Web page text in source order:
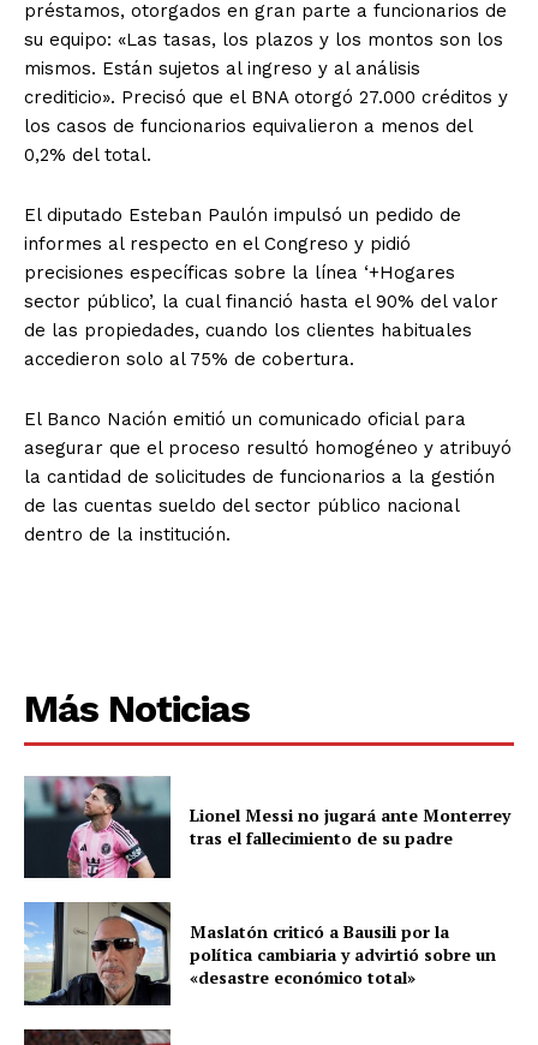
préstamos, otorgados en gran parte a funcionarios de
su equipo: «Las tasas, los plazos y los montos son los
mismos. Están sujetos al ingreso y al análisis
crediticio». Precisó que el BNA otorgó 27.000 créditos y
los casos de funcionarios equivalieron a menos del
0,2% del total.
El diputado Esteban Paulón impulsó un pedido de
informes al respecto en el Congreso y pidió
precisiones específicas sobre la línea ‘+Hogares
sector público’, la cual financió hasta el 90% del valor
de las propiedades, cuando los clientes habituales
accedieron solo al 75% de cobertura.
El Banco Nación emitió un comunicado oficial para
asegurar que el proceso resultó homogéneo y atribuyó
la cantidad de solicitudes de funcionarios a la gestión
de las cuentas sueldo del sector público nacional
dentro de la institución.
Más Noticias
Lionel Messi no jugará ante Monterrey
tras el fallecimiento de su padre
Maslatón criticó a Bausili por la
política cambiaria y advirtió sobre un
«desastre económico total»